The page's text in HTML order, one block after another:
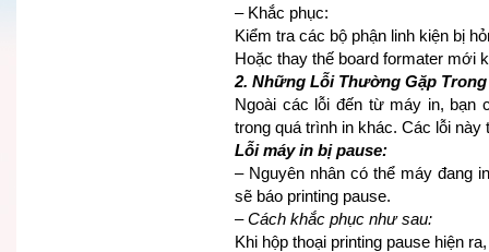
– Khắc phục:
Kiểm tra các bộ phận linh kiện bị
Hoặc thay thế board formater mới
2. Những Lỗi Thường Gặp
Ngoài các lỗi đến từ máy in, bạn
trong quá trình in khác. Các lỗi
Lỗi máy in bị pause:
– Nguyên nhân có thể máy đang
sẽ báo printing pause.
– Cách khắc phục như sau:
Khi hộp thoại printing pause hiện